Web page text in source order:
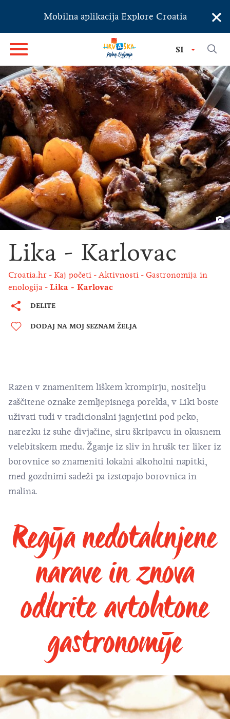
Mobilna aplikacija Explore Croatia ×
SI
Lika - Karlovac
Croatia.hr Kaj početi Aktivnosti
Gastronomija in
enologija
Lika - Karlovac
DELITE
DODAJ NA MOJ SEZNAM ŽELJA
Razen v znamenitem liškem krompirju, nositelju
zaščitene oznake zemljepisnega porekla, v Liki boste
uživati tudi v tradicionalni jagnjetini pod peko,
narezku iz suhe divjačine, siru škripavcu in okusnem
velebitskem medu. Žganje iz sliv in hrušk ter liker iz
borovnice so znameniti lokalni alkoholni napitki,
med gozdnimi sadeži pa izstopajo borovnica in
malina.
Regija nedotaknjene
narave in znova
odkrite avtohtone
gastronomije